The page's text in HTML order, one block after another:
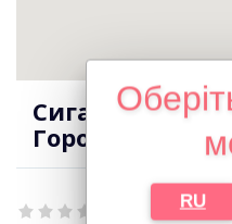
RU
Сигареты
Городок